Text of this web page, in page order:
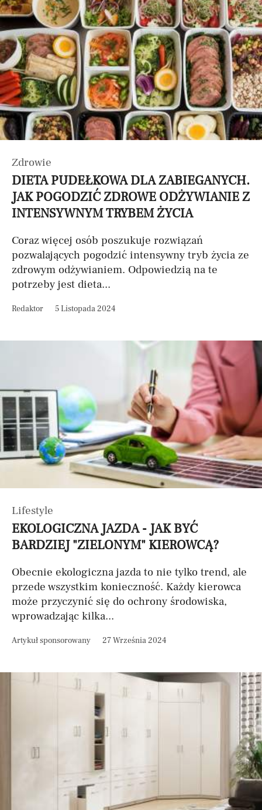
Zdrowie
DIETA PUDEŁKOWA DLA ZABIEGANYCH.
JAK POGODZIĆ ZDROWE ODŻYWIANIE Z
INTENSYWNYM TRYBEM ŻYCIA
Coraz więcej osób poszukuje rozwiązań
pozwalających pogodzić intensywny tryb życia ze
zdrowym odżywianiem. Odpowiedzią na te
potrzeby jest dieta...
Redaktor 5 Listopada 2024
Lifestyle
EKOLOGICZNA JAZDA - JAK BYĆ
BARDZIEJ "ZIELONYM" KIEROWCĄ?
Obecnie ekologiczna jazda to nie tylko trend, ale
przede wszystkim konieczność. Każdy kierowca
może przyczynić się do ochrony środowiska,
wprowadzając kilka...
Artykuł sponsorowany 27 Września 2024